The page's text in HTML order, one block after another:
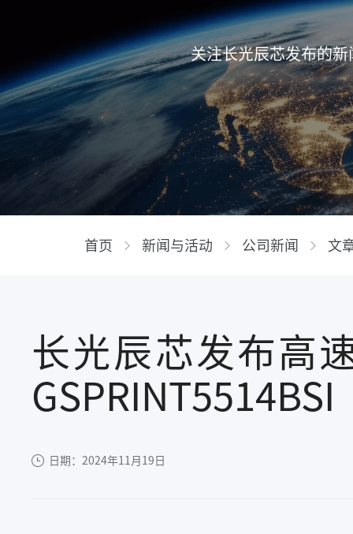
关注长光辰芯发布的
首页 新闻与活动 公司新闻 文
长光辰芯发布高
GSPRINT5514BSI
日期：2024年11月19日